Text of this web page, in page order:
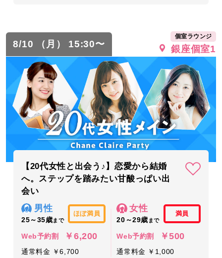
8/10 （月） 15:30〜
個室ラウンジ
銀座個室1
【20代女性と出会う♪】恋愛から結婚
へ。ステップを踏みたい甘酸っぱい出
会い
男性
25～35歳まで
ほぼ満員
Web予約割 ￥6,200
通常料金 ￥6,700
女性
20～29歳 まで
満員
Web予約割 ￥500
通常料金 ￥1,000